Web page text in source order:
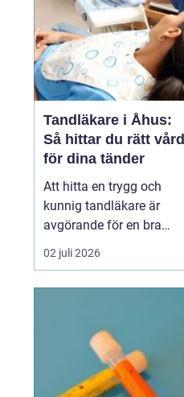
Tandläkare i Åhus:
Så hittar du rätt vård
för dina tänder
Att hitta en trygg och
kunnig tandläkare är
avgörande för en bra
munhälsa på lång sikt.
Många som söker
02 juli 2026